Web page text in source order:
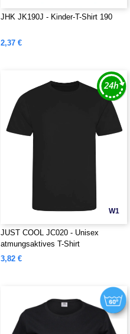
JHK JK190J - Kinder-T-Shirt 190
2,37 €
W1
JUST COOL JC020 - Unisex
atmungsaktives T-Shirt
3,82 €